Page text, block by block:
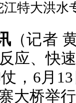
江特大洪水
（记者
应、快
，6月
大桥举